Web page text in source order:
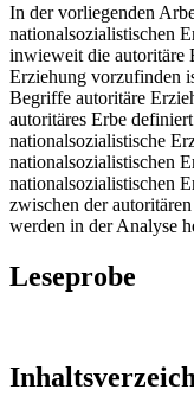
In der vorliegenden
nationalsozialistischen
inwieweit die autoritäre
Erziehung vorzufinden
Begriffe autoritäre
autoritäres Erbe
nationalsozialistische
nationalsozialistischen
nationalsozialistischen
zwischen der
werden in der Analyse
Leseprobe